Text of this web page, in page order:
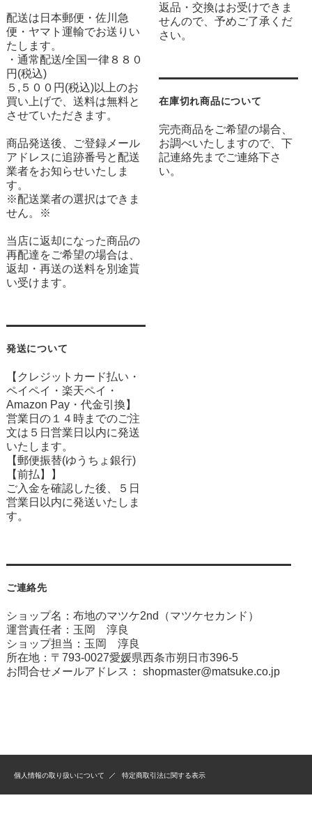
配送は日本郵便・佐川急
便・ヤマト運輸でお送りい
たします。
・通常配送/全国一律８８０
円(税込)
５,５００円(税込)以上のお
買い上げで、送料は無料と
させていただきます。
商品発送後、ご登録メール
アドレスに追跡番号と配送
業者をお知らせいたしま
す。
※配送業者の選択はできま
せん。※
当店に返却になった商品の
再配達をご希望の場合は、
返却・再送の送料を別途貰
い受けます。
発送について
【クレジットカード払い・
ペイペイ・楽天ペイ・
Amazon Pay・ 代金引換】
営業日の１４時までのご注
文は５日営業日以内に発送
いたします。
【郵便振替(ゆうちょ銀行)
【前払】】
ご入金を確認した後、５日
営業日以内に発送いたしま
す。
返品・交換はお受けできま
せんので、予めご了承くだ
さい。
在庫切れ商品について
完売商品をご希望の場合、
お調べいたしますので、下
記連絡先までご連絡下さ
い。
ご連絡先
ショップ名：布地のマツケ2nd（マツケセカンド）
運営責任者：玉岡 淳良
ショップ担当：玉岡 淳良
所在地：〒793-0027愛媛県西条市朔日市396-5
お問合せメールアドレス： shopmaster@matsuke.co.jp
個人情報の取り扱いについて 特定商取引法に関する表示